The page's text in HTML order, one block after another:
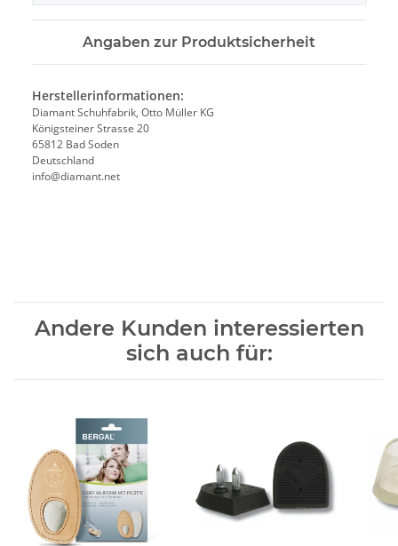
Angaben zur Produktsicherheit
Herstellerinformationen:
Diamant Schuhfabrik, Otto Müller KG
Königsteiner Strasse 20
65812 Bad Soden
Deutschland
info@diamant.net
Andere Kunden interessierten
sich auch für: